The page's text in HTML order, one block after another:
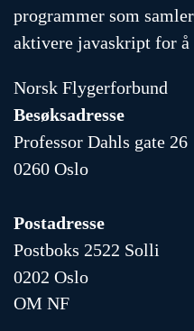
programmer som
aktivere javaskript for å
Norsk Flygerforbund
Besøksadresse
Professor Dahls gate 26
0260 Oslo
Postadresse
Postboks 2522 Solli
0202 Oslo
OM NF